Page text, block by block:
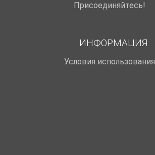
Присоединяйтесь!
ИНФОРМАЦИЯ
Условия использования